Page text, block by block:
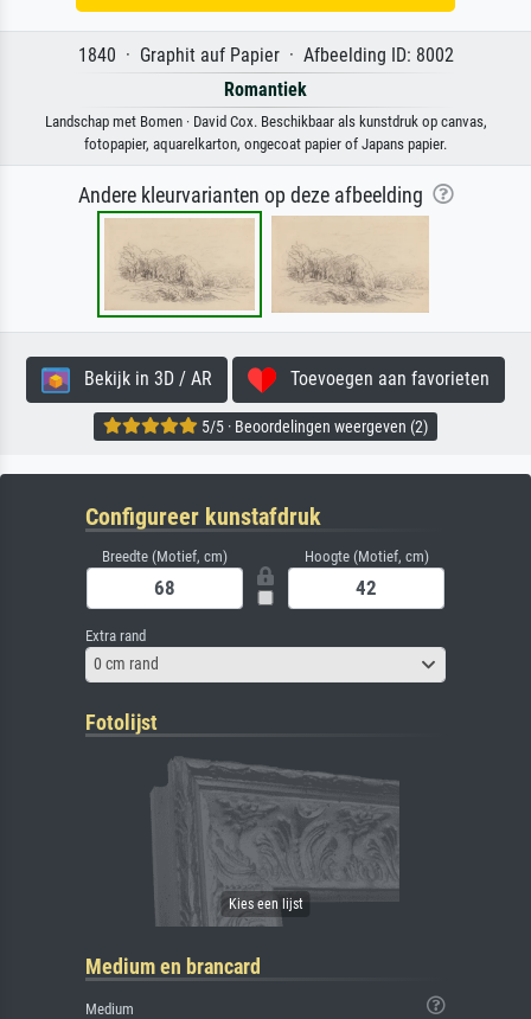
1840 · Graphit auf Papier · Afbeelding ID: 8002
Romantiek
Landschap met Bomen · David Cox. Beschikbaar als kunstdruk op canvas,
fotopapier, aquarelkarton, ongecoat papier of Japans papier.
Andere kleurvarianten op deze afbeelding
Bekijk in 3D / AR Toevoegen aan favorieten
5/5 · Beoordelingen weergeven (2)
Configureer kunstafdruk
Breedte (Motief, cm) Hoogte (Motief, cm)
Extra rand
0 cm rand
Fotolijst
Medium en brancard
Medium